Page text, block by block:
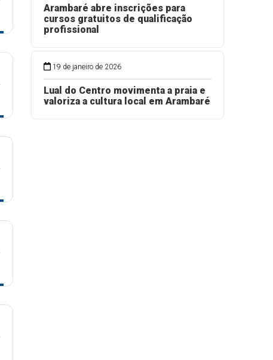
Arambaré abre inscrições para
cursos gratuitos de qualificação
profissional
19 de janeiro de 2026
Lual do Centro movimenta a praia e
valoriza a cultura local em Arambaré